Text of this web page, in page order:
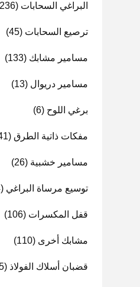
البراغي السحابات (236)
ترصيع السحابات (45)
مسامير مشابك (133)
مسامير دريوال (13)
برغي اللوح (6)
مفكات ذاتية الطرق (41)
مسامير خشبية (26)
توسيع مرساة البراغي (4)
قفل المكسرات (106)
مشابك أخرى (110)
قضبان أسلاك الفولاذ (5)